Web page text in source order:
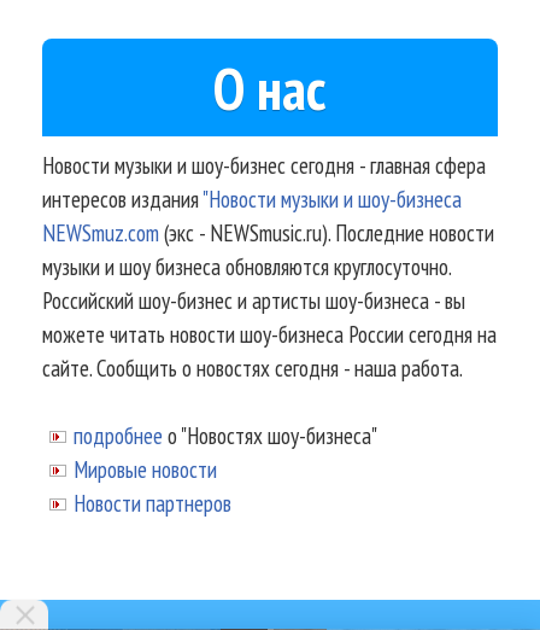
О нас
Новости музыки и шоу-бизнес сегодня - главная сфера
интересов издания"Новости музыки и шоу-бизнеса
NEWSmuz.com(экс - NEWSmusic.ru). Последние новости
музыки и шоу бизнеса обновляются круглосуточно.
Российский шоу-бизнес и артисты шоу-бизнеса - вы
можете читать новости шоу-бизнеса России сегодня на
сайте. Сообщить о новостях сегодня - наша работа.
подробнее о "Новостях шоу-бизнеса"
Мировые новости
Новости партнеров